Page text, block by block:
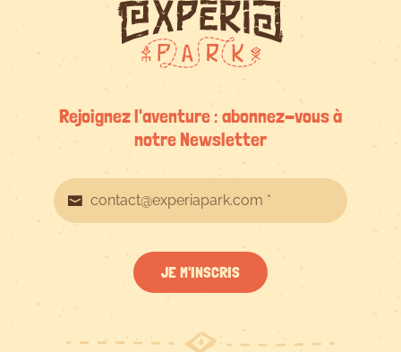
Rejoignez l'aventure : abonnez-vous à
notre Newsletter
JE M'INSCRIS